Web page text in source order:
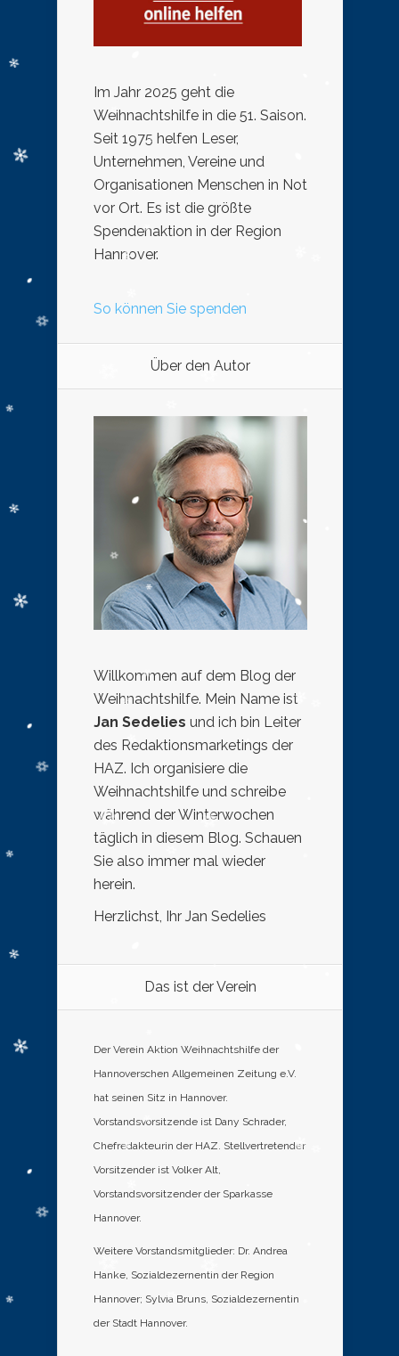
Im Jahr 2025 geht die
Weihnachtshilfe in die 51. Saison.
Seit 1975 helfen Leser,
Unternehmen, Vereine und
Organisationen Menschen in Not
vor Ort. Es ist die größte
Spendenaktion in der Region
Hannover.
So können Sie spenden
Über den Autor
Willkommen auf dem Blog der
Weihnachtshilfe. Mein Name ist
Jan Sedelies und ich bin Leiter
des Redaktionsmarketings der
HAZ. Ich organisiere die
Weihnachtshilfe und schreibe
während der Winterwochen
täglich in diesem Blog. Schauen
Sie also immer mal wieder
herein.
Herzlichst, Ihr Jan Sedelies
Das ist der Verein
Der Verein Aktion Weihnachtshilfe der
Hannoverschen Allgemeinen Zeitung e.V.
hat seinen Sitz in Hannover.
Vorstandsvorsitzende ist Dany Schrader,
Chefredakteurin der HAZ. Stellvertretender
Vorsitzender ist Volker Alt,
Vorstandsvorsitzender der Sparkasse
Hannover.
Weitere Vorstandsmitglieder: Dr. Andrea
Hanke, Sozialdezernentin der Region
Hannover; Sylvia Bruns, Sozialdezernentin
der Stadt Hannover.